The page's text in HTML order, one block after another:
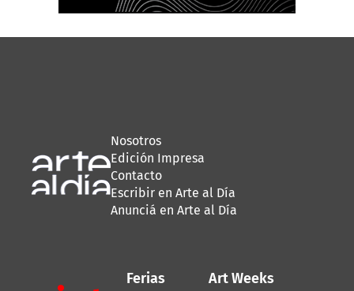
Nosotros
Edición Impresa
Contacto
Escribir en Arte al Día
Anunciá en Arte al Día
Ferias Art Weeks